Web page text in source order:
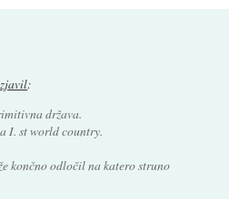
:
država.
I. st world country.
končno odločil na katero struno